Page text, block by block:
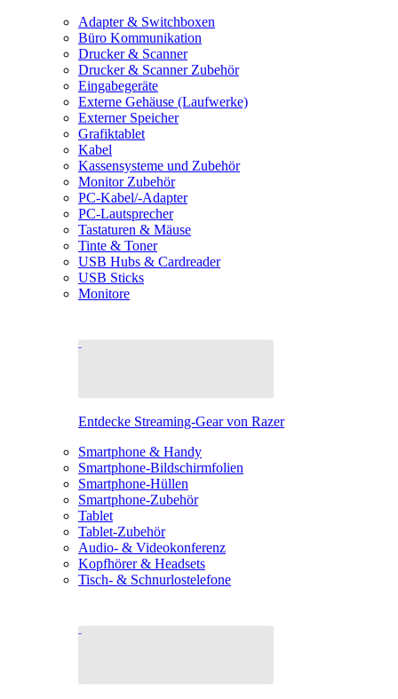
Adapter & Switchboxen
Büro Kommunikation
Drucker & Scanner
Drucker & Scanner Zubehör
Eingabegeräte
Externe Gehäuse (Laufwerke)
Externer Speicher
Grafiktablet
Kabel
Kassensysteme und Zubehör
Monitor Zubehör
PC-Kabel/-Adapter
PC-Lautsprecher
Tastaturen & Mäuse
Tinte & Toner
USB Hubs & Cardreader
USB Sticks
Monitore
Entdecke Streaming-Gear von Razer
Smartphone & Handy
Smartphone-Bildschirmfolien
Smartphone-Hüllen
Smartphone-Zubehör
Tablet
Tablet-Zubehör
Audio- & Videokonferenz
Kopfhörer & Headsets
Tisch- & Schnurlostelefone